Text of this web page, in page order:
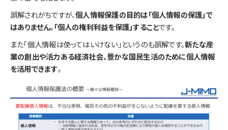
誤解されがちですが、個人情報保護の目的は「個人情報の保護」で
はありません。「個人の権利利益を保護」することです。
また「個人情報は使ってはいけない」というのも誤解です。新たな産
業の創出や活力ある経済社会、豊かな国民生活のために個人情報
を活用できます。